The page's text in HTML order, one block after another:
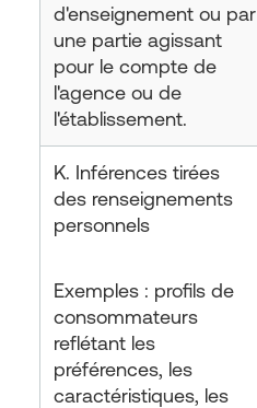
d'enseignement ou par
une partie agissant
pour le compte de
l'agence ou de
l'établissement.
K. Inférences tirées
des renseignements
personnels
Exemples : profils de
consommateurs
reflétant les
préférences, les
caractéristiques, les